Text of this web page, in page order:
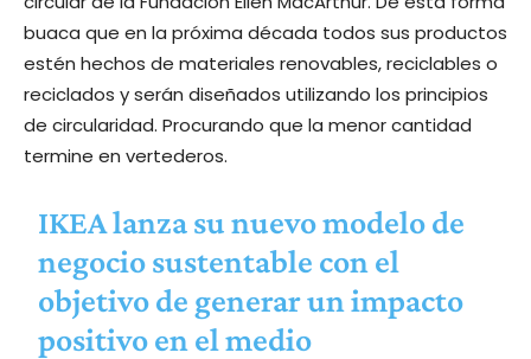
buaca que en la próxima década todos sus productos
estén hechos de materiales renovables, reciclables o
reciclados y serán diseñados utilizando los principios
de circularidad. Procurando que la menor cantidad
termine en vertederos.
IKEA lanza su nuevo modelo de
negocio sustentable con el
objetivo de generar un impacto
positivo en el medio